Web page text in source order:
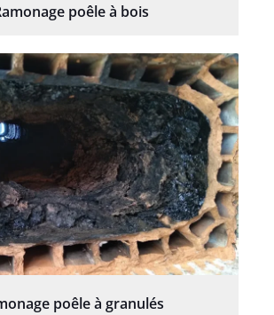
poêle à bois
poêle à granulés